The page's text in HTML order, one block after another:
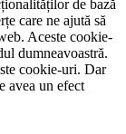
de bază
care ne ajută să
Aceste cookie-
dumneavoastră.
cookie-uri. Dar
avea un efect